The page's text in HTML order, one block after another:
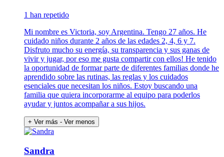
1 han repetido
Mi nombre es Victoria, soy Argentina. Tengo 27 años. He
cuidado niños durante 2 años de las edades 2, 4, 6 y 7.
Disfruto mucho su energía, su transparencia y sus ganas de
vivir y jugar, por eso me gusta compartir con ellos! He tenido
la oportunidad de formar parte de diferentes familias donde he
aprendido sobre las rutinas, las reglas y los cuidados
esenciales que necesitan los niños. Estoy buscando una
familia que quiera incorporarme al equipo para poderlos
ayudar y juntos acompañar a sus hijos.
+ Ver más - Ver menos
Sandra